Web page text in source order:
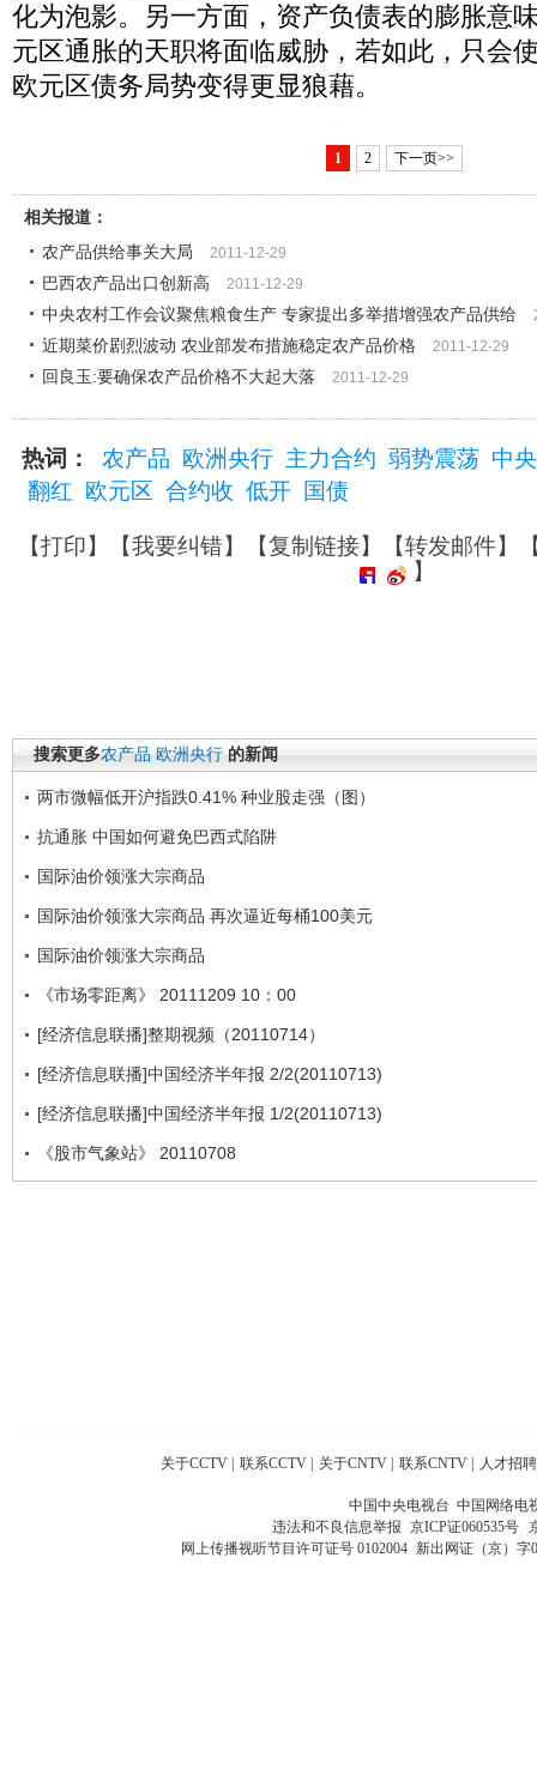
化为泡影。另一方面，资产负债表的膨胀意
元区通胀的天职将面临威胁，若如此，只会
欧元区债务局势变得更显狼藉。
1 2 下一页>>
相关报道：
农产品供给事关大局
2011-12-29
巴西农产品出口创新高 2011-12-29
中央农村工作会议聚焦粮食生产 专家提出多举措增强农产品供给
近期菜价剧烈波动 农业部发布措施稳定农产品价格 2011-12-29
回良玉:要确保农产品价格不大起大落 2011-12-29
热词： 农产品 欧洲央行 主力合约 弱势震荡 中
翻红 欧元区 合约收 低开 国债
【打印】【我要纠错】【复制链接】【转发邮件】
】
搜索更多农产品 欧洲央行 的新闻
两市微幅低开沪指跌0.41% 种业股走强（图）
抗通胀 中国如何避免巴西式陷阱
国际油价领涨大宗商品
国际油价领涨大宗商品 再次逼近每桶100美元
国际油价领涨大宗商品
《市场零距离》 20111209 10：00
[经济信息联播]整期视频（20110714）
[经济信息联播]中国经济半年报 2/2(20110713)
[经济信息联播]中国经济半年报 1/2(20110713)
《股市气象站》 20110708
关于CCTV 联系CCTV 关于CNTV 联系CNTV 人才招聘
中国中央电视台 中国网络电
违法和不良信息举报 京ICP证060535号
网上传播视听节目许可证号 0102004 新出网证（京）